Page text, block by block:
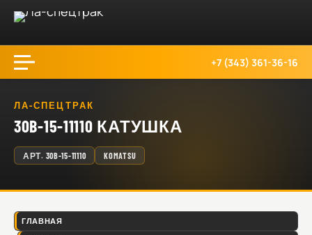
+7 (343) 361-36-16
ЛА-СПЕЦТРАК
30B-15-11110 КАТУШКА
АРТ. 30B-15-11110 KOMATSU
ГЛАВНАЯ